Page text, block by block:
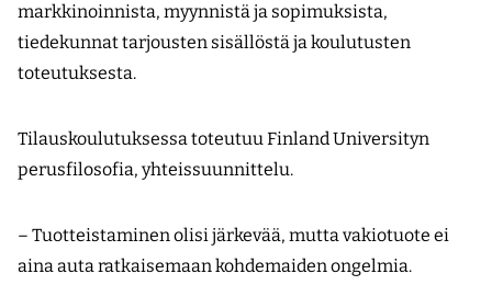
markkinoinnista, myynnistä ja sopimuksista,
tiedekunnat tarjousten sisällöstä ja koulutusten
toteutuksesta.
Tilauskoulutuksessa toteutuu Finland Universityn
perusfilosofia, yhteissuunnittelu.
– Tuotteistaminen olisi järkevää, mutta vakiotuote ei
aina auta ratkaisemaan kohdemaiden ongelmia.